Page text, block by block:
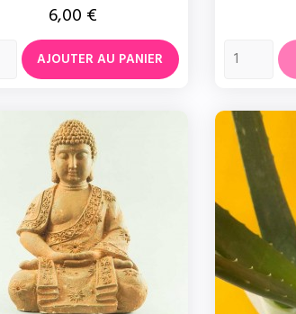
Prix
6,00 €
AJOUTER AU PANIER